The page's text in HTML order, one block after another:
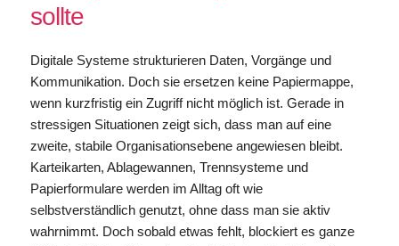
sollte
Digitale Systeme strukturieren Daten, Vorgänge und
Kommunikation. Doch sie ersetzen keine Papiermappe,
wenn kurzfristig ein Zugriff nicht möglich ist. Gerade in
stressigen Situationen zeigt sich, dass man auf eine
zweite, stabile Organisationsebene angewiesen bleibt.
Karteikarten, Ablagewannen, Trennsysteme und
Papierformulare werden im Alltag oft wie
selbstverständlich genutzt, ohne dass man sie aktiv
wahrnimmt. Doch sobald etwas fehlt, blockiert es ganze